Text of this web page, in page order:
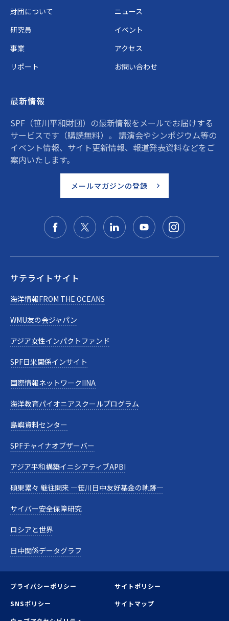
財団について
ニュース
研究員
イベント
事業
アクセス
リポート
お問い合わせ
最新情報
SPF（笹川平和財団）の最新情報をメールでお届けする
サービスです（購読無料）。 講演会やシンポジウム等の
イベント情報、サイト更新情報、報道発表資料などをご
案内いたします。
メールマガジンの登録
サテライトサイト
海洋情報FROM THE OCEANS
WMU友の会ジャパン
アジア女性インパクトファンド
SPF日米関係インサイト
国際情報ネットワークIINA
海洋教育パイオニアスクールプログラム
島嶼資料センター
SPFチャイナオブザーバー
アジア平和構築イニシアティブAPBI
碩果累々 継往開来 —笹川日中友好基金の軌跡—
サイバー安全保障研究
ロシアと世界
日中関係データグラフ
プライバシーポリシー
サイトポリシー
SNSポリシー
サイトマップ